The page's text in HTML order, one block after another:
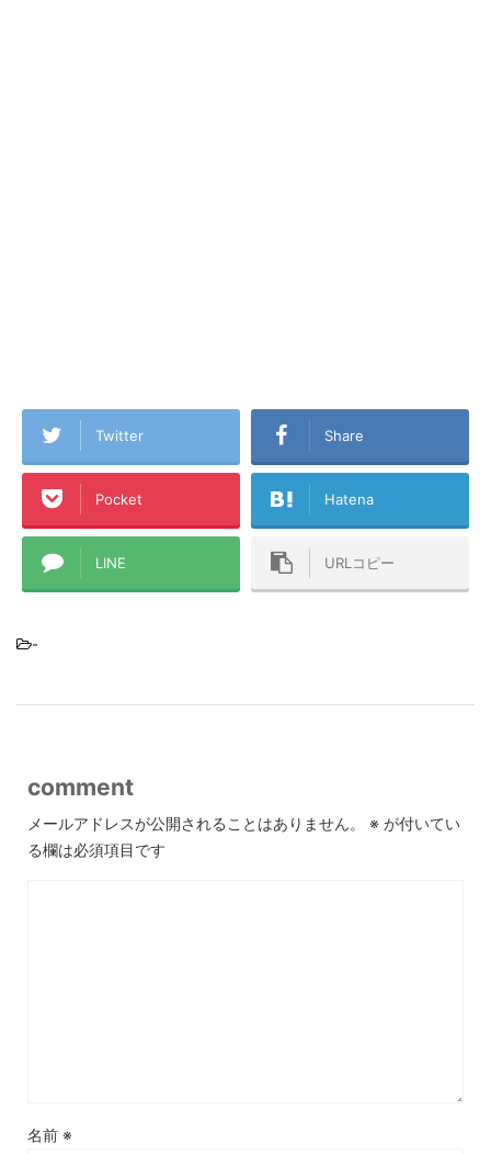
Twitter Share
Pocket Hatena
LINE URLコピー
-
comment
メールアドレスが公開されることはありません。 ※ が付いてい
る欄は必須項目です
名前 ※